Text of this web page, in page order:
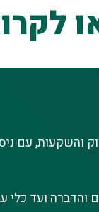
והשקעות, עם
ועד כלי